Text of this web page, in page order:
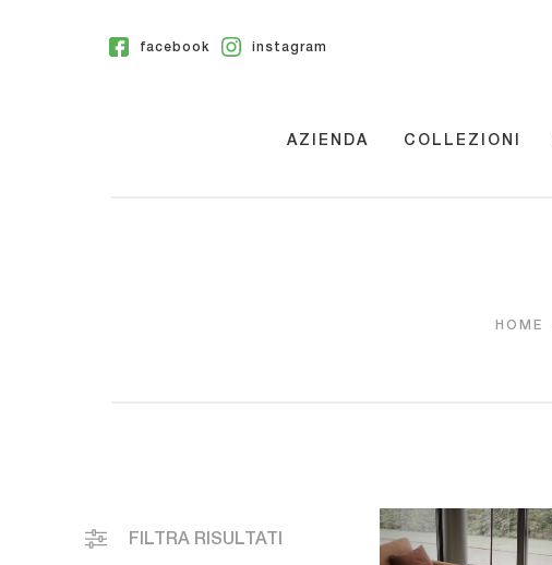
facebook instagram
AZIENDA COLLEZIONI
HOME
FILTRA RISULTATI